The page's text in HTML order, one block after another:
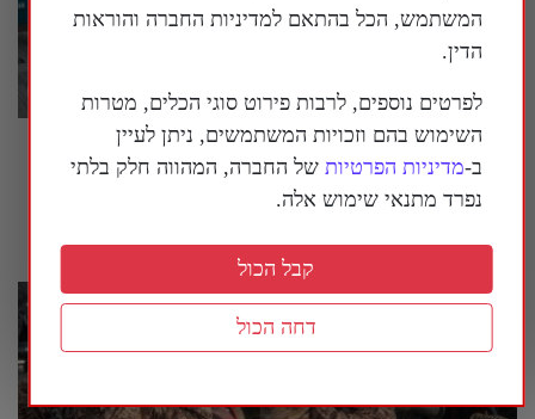
בארה"ב נחשף עוד ועוד מידע על המעורבות של
המשטר הסיני במדינה
המשתמש, הכל בהתאם למדיניות החברה והוראות
הדין.
לפרטים נוספים, לרבות פירוט סוגי הכלים, מטרות
השימוש בהם וזכויות המשתמשים, ניתן לעיין
ב-מדיניות הפרטיות של החברה, המהווה חלק בלתי
נפרד מתנאי שימוש אלה.
דחה הכול
קבל הכול